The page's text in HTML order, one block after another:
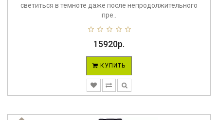
светиться в темноте даже после непродолжительного
пре..
15920р.
КУПИТЬ